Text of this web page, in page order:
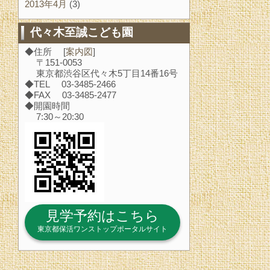
2013年4月 (3)
代々木至誠こども園
◆住所 [案内図]
〒151-0053
東京都渋谷区代々木5丁目14番16号
◆TEL 03-3485-2466
◆FAX 03-3485-2477
◆開園時間
7:30～20:30
見学予約はこちら
東京都保活ワンストップポータルサイト